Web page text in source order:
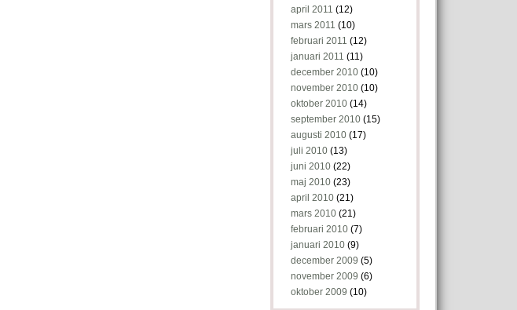
april 2011 (12)
mars 2011 (10)
februari 2011 (12)
januari 2011 (11)
december 2010 (10)
november 2010 (10)
oktober 2010 (14)
september 2010 (15)
augusti 2010 (17)
juli 2010 (13)
juni 2010 (22)
maj 2010 (23)
april 2010 (21)
mars 2010 (21)
februari 2010 (7)
januari 2010 (9)
december 2009 (5)
november 2009 (6)
oktober 2009 (10)